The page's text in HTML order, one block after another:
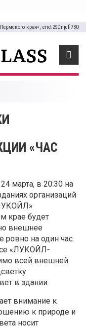
края», erid:2SDnjcfi73Q
«ЧАС
марта, в 20:30 на
организаций
крае будет
внешнее
ровно на один час.
«ЛУКОЙЛ-
всей внешней
в здании.
внимание к
к природе и
носит